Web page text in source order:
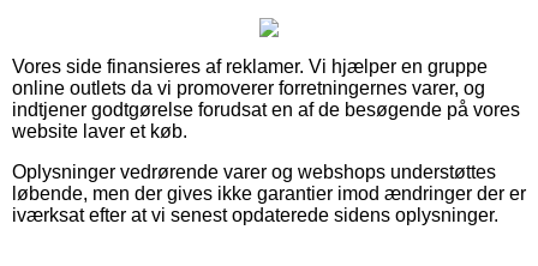
Vores side finansieres af reklamer. Vi hjælper en gruppe
online outlets da vi promoverer forretningernes varer, og
indtjener godtgørelse forudsat en af de besøgende på vores
website laver et køb.
Oplysninger vedrørende varer og webshops understøttes
løbende, men der gives ikke garantier imod ændringer der er
iværksat efter at vi senest opdaterede sidens oplysninger.